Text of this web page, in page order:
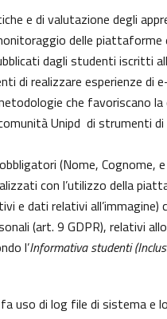
e di valutazione degli
delle piattaforme
dagli studenti iscritti
di realizzare esperienze di
che favoriscano
Unipd di strumenti
(Nome,
con l’utilizzo della
e dati relativi
(art. 9 GDPR), relativi
l’Informativa studenti
uso di log file di sistema e